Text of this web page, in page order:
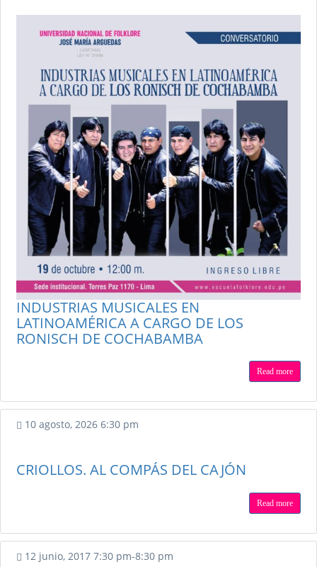
Superior de Folklore José
María Arguedas
MÚSICA CRIOLLA DE LA
COSTA NORTE DEL SIGLO XX
Date :11 julio, 2017
Escuela Nacional
Superior de Folklore José
María Arguedas
Event : Concierto: Una quena
en la mochila
Date :
11 julio, 2017
Venue : Auditorio de la
Biblioteca Municipal de Jesús
María
Event : Concierto de Gala
Andina
13 julio, 2017
Venue : Auditorio de la Casa
de la Literatura Peruana
Event : PRESENTACIÓN DE CD
SIEMPRE CRIOLLOS
Date : 17 julio, 2017
Date :20 julio, 2017
Venue :
AUDITORIO DE LA
ESCUELA NACIONAL DE
GUITARRA PERUANA TODAS
Venue : Escuela Nacional
Superior de Folklore José
María Arguedas
INDUSTRIAS MUSICALES EN
LATINOAMÉRICA A CARGO DE LOS
RONISCH DE COCHABAMBA
Read more
10 agosto, 2026 6:30 pm
CRIOLLOS. AL COMPÁS DEL CAJÓN
Read more
12 junio, 2017 7:30 pm-8:30 pm